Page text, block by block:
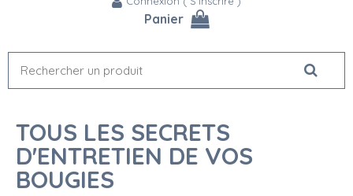
Panier
TOUS LES SECRETS
D'ENTRETIEN DE VOS
BOUGIES